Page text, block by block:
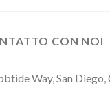
CON NOI
Way, San